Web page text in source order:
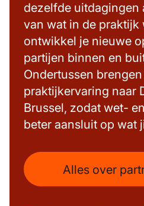
dezelfde uitdagingen
van wat in de praktijk
ontwikkel je nieuwe
partijen binnen en
Ondertussen
praktijkervaring naar
Brussel, zodat wet-
beter aansluit op wat
Alles over